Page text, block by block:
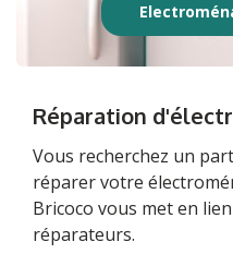
Réparation
Vous recherchez un
réparer votre
Bricoco vous met en
réparateurs.